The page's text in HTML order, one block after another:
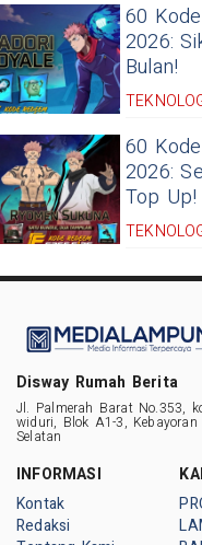
60
2026:
Bulan!
60
2026:
Top Up!
Disway Rumah Berita
Jl. Palmerah Barat No.353,
widuri, Blok A1-3,
Selatan
INFORMASI
Kontak
Redaksi